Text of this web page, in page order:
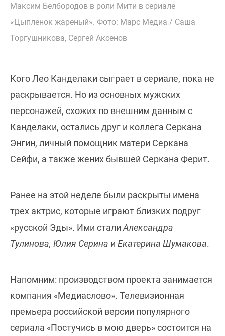
Максим Белбородов в роли Мити в сериале
«Цыпленок жареный». Фото: Марс Медиа / Саша
Торгушникова, Сергей Аксенов
Кого Лео Канделаки сыграет в сериале, пока не
раскрывается. Но из основных мужских
персонажей, схожих по внешним данным с
Канделаки, остались друг и коллега Серкана
Энгин, личный помощник матери Серкана
Сейфи, а также жених бывшей Серкана Ферит.
Ранее на этой неделе были раскрыты имена
трех актрис, которые играют близких подруг
«русской Эды». Ими стали Александра
Тулинова, Юлия Серина и Екатерина Шумакова.
Напомним: производством проекта занимается
компания «Медиаслово». Телевизионная
премьера российской версии популярного
сериала «Постучись в мою дверь» состоится на